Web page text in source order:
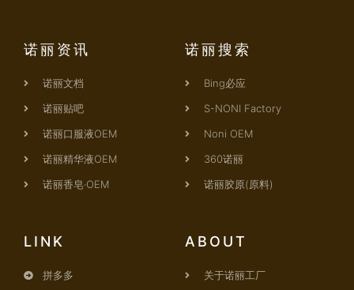
诺丽资讯
诺丽文档
诺丽贴吧
诺丽口服液OEM
诺丽精华液OEM
诺丽香皂·OEM
诺丽搜索
Bing必应
S-NONI Factory
Noni OEM
360诺丽
诺丽胶原(原料)
LINK
拼多多
ABOUT
关于诺丽工厂